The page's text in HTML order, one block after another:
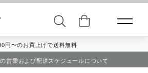
円〜のお買上げで送料無料
営業および配送スケジュールについて